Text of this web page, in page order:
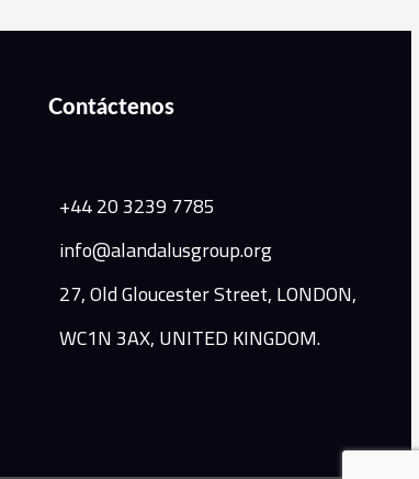
Contáctenos
+44 20 3239 7785
info@alandalusgroup.org
27, Old Gloucester Street, LONDON,
WC1N 3AX, UNITED KINGDOM.